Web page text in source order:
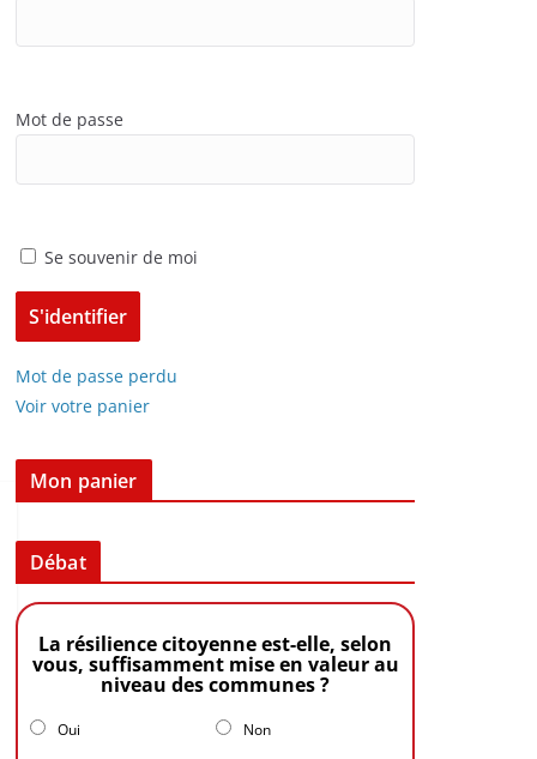
Mot de passe
Se souvenir de moi
Mot de passe perdu
Voir votre panier
Mon panier
Débat
La résilience citoyenne est-elle, selon
vous, suffisamment mise en valeur au
niveau des communes ?
Oui Non